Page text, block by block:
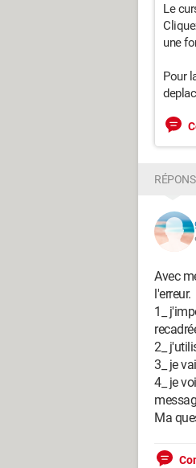
Le
une
Pour
Avec
l'erreur.
1_
2_
3_ je
4_ je
Ma